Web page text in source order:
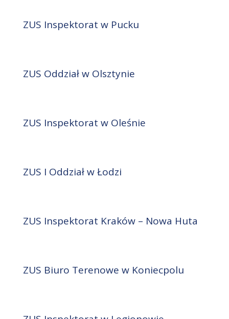
ZUS Inspektorat w Pucku
ZUS Oddział w Olsztynie
ZUS Inspektorat w Oleśnie
ZUS I Oddział w Łodzi
ZUS Inspektorat Kraków – Nowa Huta
ZUS Biuro Terenowe w Koniecpolu